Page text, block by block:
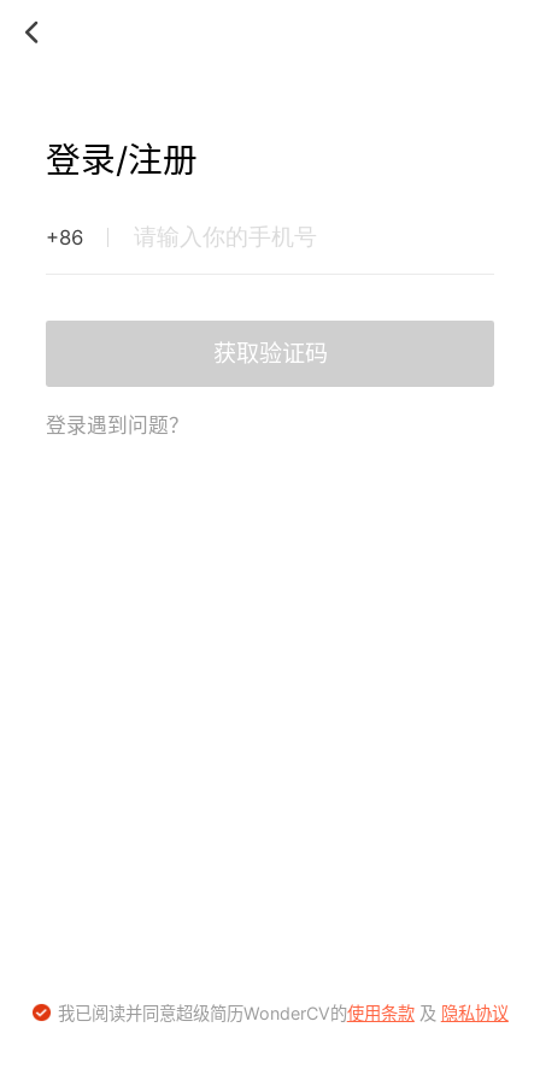
登录/注册
+86
获取验证码
登录遇到问题？
我已阅读并同意超级简历WonderCV的使用条款及 隐私协议